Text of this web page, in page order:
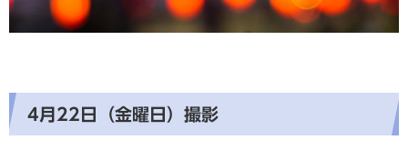
4月22日（金曜日）撮影